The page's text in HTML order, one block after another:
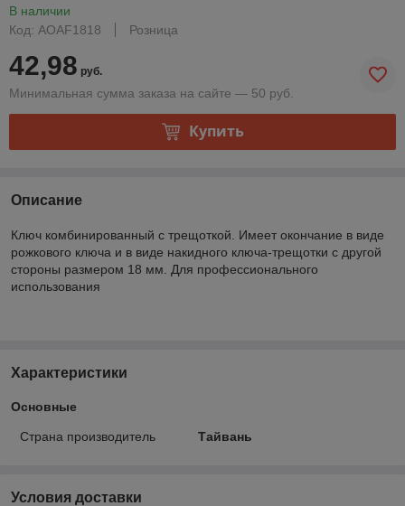
В наличии
Код: AOAF1818
Розница
42,98 руб.
Минимальная сумма заказа на сайте — 50 руб.
Купить
Описание
Ключ комбинированный с трещоткой. Имеет окончание в виде
рожкового ключа и в виде накидного ключа-трещотки с другой
стороны размером 18 мм. Для профессионального
использования
Характеристики
Основные
Страна производитель Тайвань
Условия доставки